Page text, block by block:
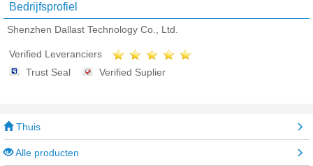
Bedrijfsprofiel
Shenzhen Dallast Technology Co., Ltd.
Verified Leveranciers
Trust Seal
Verified Suplier
Thuis
Alle producten